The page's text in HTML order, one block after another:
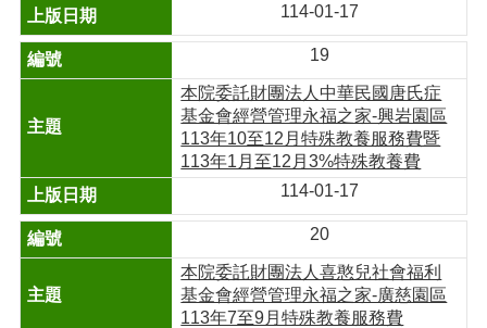
114-01-17
19
本院委託財團法人中華民國唐氏症
基金會經營管理永福之家-興岩園區
113年10至12月特殊教養服務費暨
113年1月至12月3%特殊教養費
114-01-17
20
本院委託財團法人喜憨兒社會福利
基金會經營管理永福之家-廣慈園區
113年7至9月特殊教養服務費